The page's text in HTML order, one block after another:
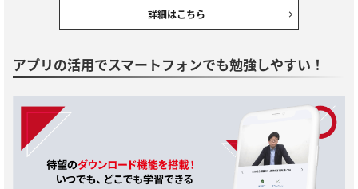
詳細はこちら
アプリの活用でスマートフォンでも勉強しやすい！